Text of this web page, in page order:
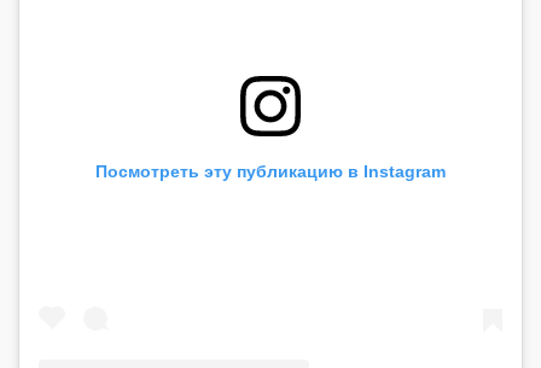
Посмотреть эту публикацию в Instagram